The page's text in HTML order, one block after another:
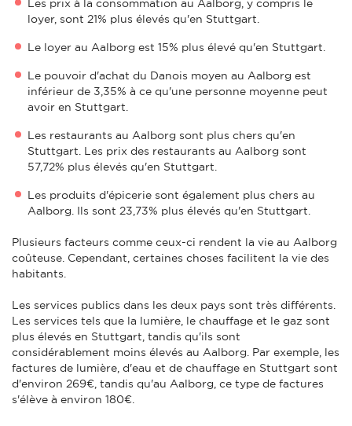
Les prix à la consommation au Aalborg, y compris le
loyer, sont 21% plus élevés qu'en Stuttgart.
Le loyer au Aalborg est 15% plus élevé qu'en Stuttgart.
Le pouvoir d'achat du Danois moyen au Aalborg est
inférieur de 3,35% à ce qu'une personne moyenne peut
avoir en Stuttgart.
Les restaurants au Aalborg sont plus chers qu'en
Stuttgart. Les prix des restaurants au Aalborg sont
57,72% plus élevés qu'en Stuttgart.
Les produits d'épicerie sont également plus chers au
Aalborg. Ils sont 23,73% plus élevés qu'en Stuttgart.
Plusieurs facteurs comme ceux-ci rendent la vie au Aalborg
coûteuse. Cependant, certaines choses facilitent la vie des
habitants.
Les services publics dans les deux pays sont très différents.
Les services tels que la lumière, le chauffage et le gaz sont
plus élevés en Stuttgart, tandis qu'ils sont
considérablement moins élevés au Aalborg. Par exemple, les
factures de lumière, d'eau et de chauffage en Stuttgart sont
d'environ 269€, tandis qu'au Aalborg, ce type de factures
s'élève à environ 180€.